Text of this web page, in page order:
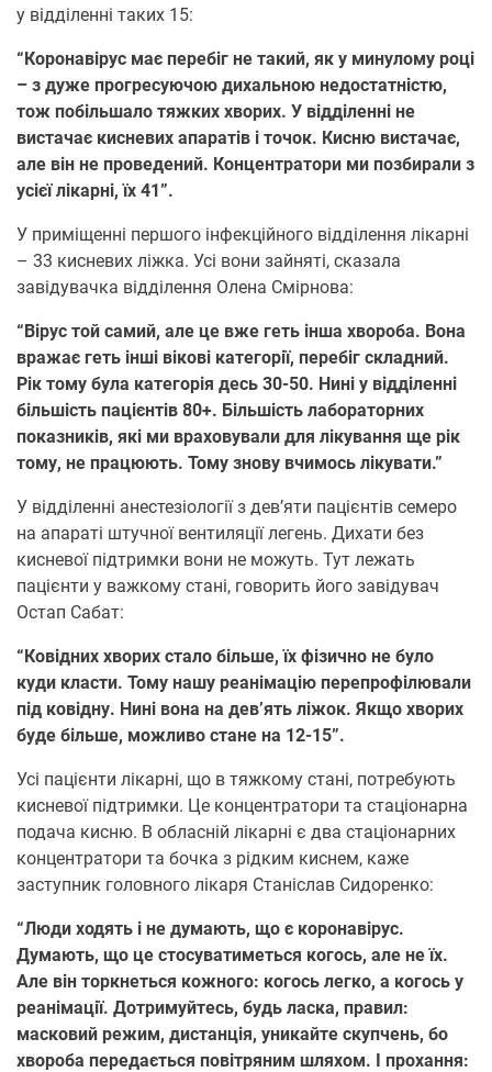
у відділенні таких 15:
“Коронавірус має перебіг не такий, як у минулому році
– з дуже прогресуючою дихальною недостатністю,
тож побільшало тяжких хворих. У відділенні не
вистачає кисневих апаратів і точок. Кисню вистачає,
але він не проведений. Концентратори ми позбирали з
усієї лікарні, їх 41”.
У приміщенні першого інфекційного відділення лікарні
– 33 кисневих ліжка. Усі вони зайняті, сказала
завідувачка відділення Олена Смірнова:
“Вірус той самий, але це вже геть інша хвороба. Вона
вражає геть інші вікові категорії, перебіг складний.
Рік тому була категорія десь 30-50. Нині у відділенні
більшість пацієнтів 80+. Більшість лабораторних
показників, які ми враховували для лікування ще рік
тому, не працюють. Тому знову вчимось лікувати.”
У відділенні анестезіології з дев’яти пацієнтів семеро
на апараті штучної вентиляції легень. Дихати без
кисневої підтримки вони не можуть. Тут лежать
пацієнти у важкому стані, говорить його завідувач
Остап Сабат:
“Ковідних хворих стало більше, їх фізично не було
куди класти. Тому нашу реанімацію перепрофілювали
під ковідну. Нині вона на дев’ять ліжок. Якщо хворих
буде більше, можливо стане на 12-15”.
Усі пацієнти лікарні, що в тяжкому стані, потребують
кисневої підтримки. Це концентратори та стаціонарна
подача кисню. В обласній лікарні є два стаціонарних
концентратори та бочка з рідким киснем, каже
заступник головного лікаря Станіслав Сидоренко:
“Люди ходять і не думають, що є коронавірус.
Думають, що це стосуватиметься когось, але не їх.
Але він торкнеться кожного: когось легко, а когось у
реанімації. Дотримуйтесь, будь ласка, правил:
масковий режим, дистанція, уникайте скупчень, бо
хвороба передається повітряним шляхом. І прохання: